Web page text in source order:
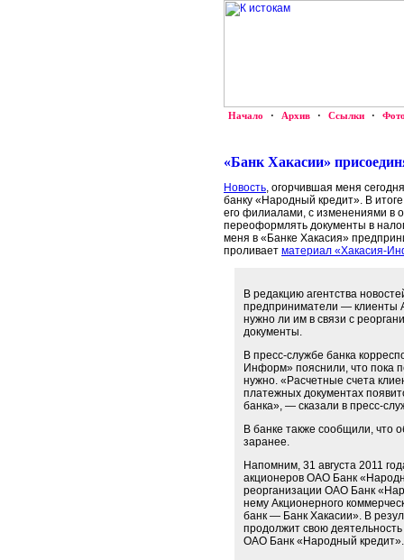
Начало · Архив · Ссылки ·
«Банк Хакасии»
Новость, огорчившая меня
банку «Народный кредит». В
его филиалами, с изменениями в
переоформлять документы в
меня в «Банке Хакасия»
проливает материал «Хакасия-
В редакцию агентства
предприниматели — клиенты
нужно ли им в связи с
документы.
В пресс-службе банка
Информ» пояснили, что пока
нужно. «Расчетные счета
платежных документах
банка», — сказали в пресс-
В банке также сообщили, что
заранее.
Напомним, 31 августа 2011
акционеров ОАО Банк
реорганизации ОАО Банк
нему Акционерного
банк — Банк Хакасии». В
продолжит свою
ОАО Банк «Народный кредит».